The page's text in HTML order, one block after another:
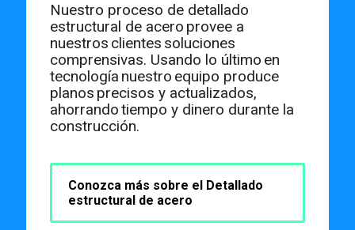
Nuestro proceso de detallado
estructural de acero provee a
nuestros clientes soluciones
comprensivas. Usando lo último en
tecnología nuestro equipo produce
planos precisos y actualizados,
ahorrandotiempo y dinero durante la
construcción.
Conozca más sobre el Detallado
estructural de acero